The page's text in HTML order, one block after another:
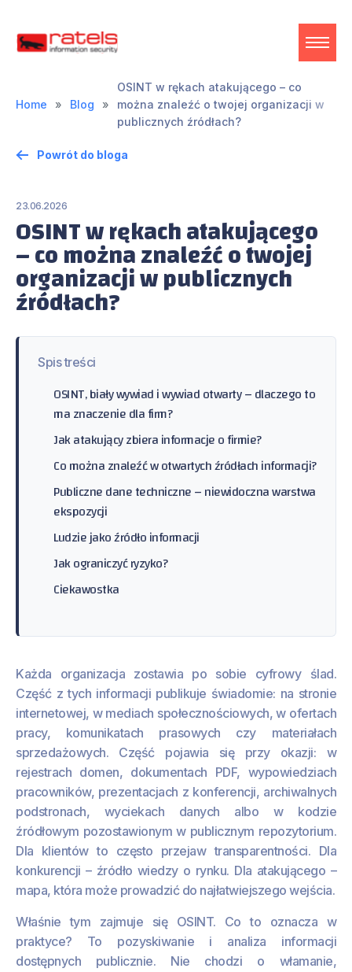
Home Blog
OSINT w rękach atakującego – co
można znaleźć o twojej organizacji w
publicznych źródłach?
Powrót do bloga
23.06.2026
OSINT w rękach atakującego
– co można znaleźć o twojej
organizacji w publicznych
źródłach?
Spis treści
OSINT, biały wywiad i wywiad otwarty – dlaczego to
ma znaczenie dla firm?
Jak atakujący zbiera informacje o firmie?
Co można znaleźć w otwartych źródłach informacji?
Publiczne dane techniczne – niewidoczna warstwa
ekspozycji
Ludzie jako źródło informacji
Jak ograniczyć ryzyko?
Ciekawostka
Każda organizacja zostawia po sobie cyfrowy ślad.
Część z tych informacji publikuje świadomie: na stronie
internetowej, w mediach społecznościowych, w ofertach
pracy, komunikatach prasowych czy materiałach
sprzedażowych. Część pojawia się przy okazji: w
rejestrach domen, dokumentach PDF, wypowiedziach
pracowników, prezentacjach z konferencji, archiwalnych
podstronach, wyciekach danych albo w kodzie
źródłowym pozostawionym w publicznym repozytorium.
Dla klientów to często przejaw transparentności. Dla
konkurencji – źródło wiedzy o rynku. Dla atakującego –
mapa, która może prowadzić do najłatwiejszego wejścia.
Właśnie tym zajmuje się OSINT. Co to oznacza w
praktyce? To pozyskiwanie i analiza informacji
dostępnych publicznie. Nie chodzi o włamanie,